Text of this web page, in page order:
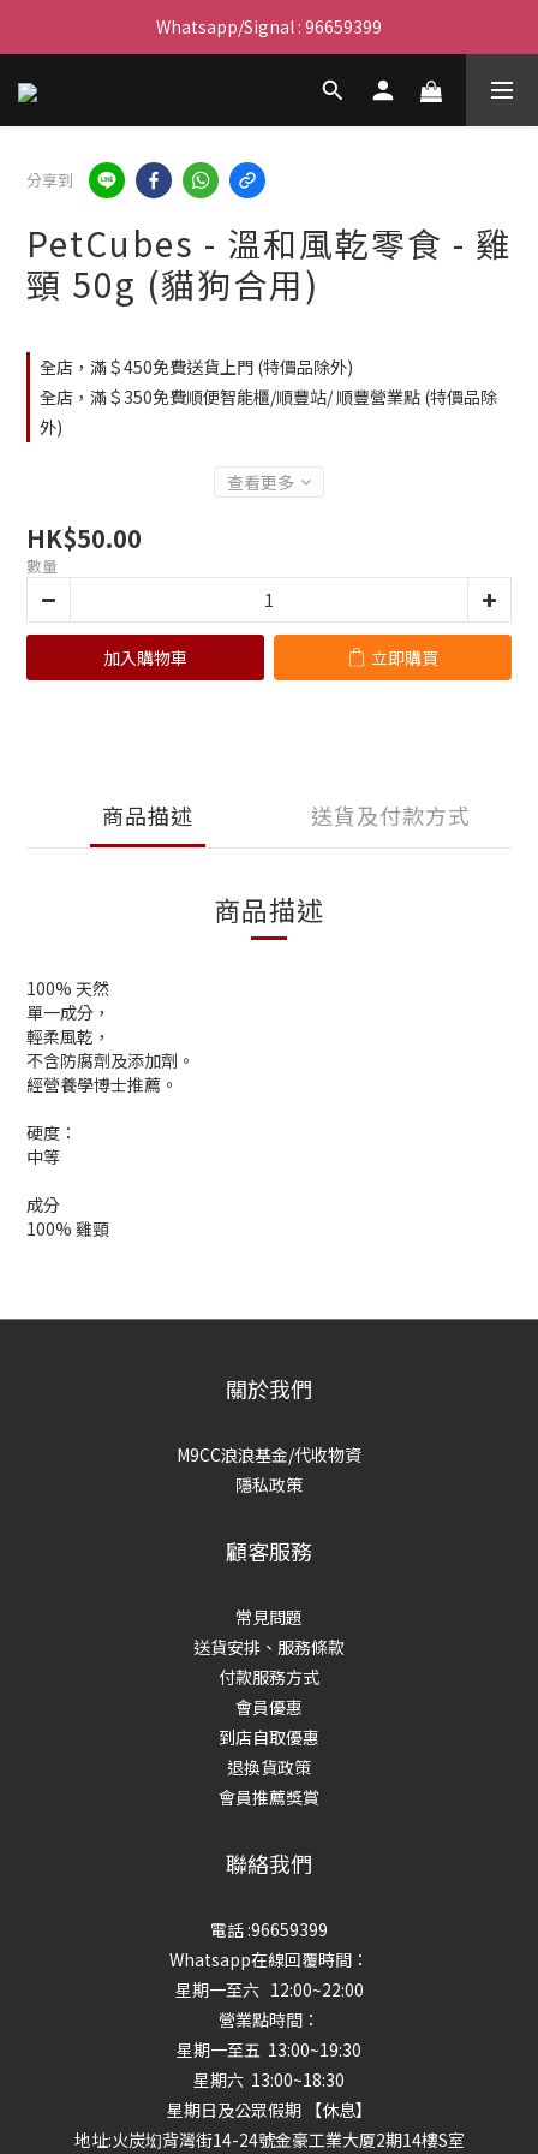
滿$450免費送貨上門 I 滿$350免運 順豐自取
Whatsapp/Signal : 96659399
會員優惠｜購物滿 $100 回贈$3購物金
分享到
PetCubes - 溫和風乾零食 - 雞
頸 50g (貓狗合用)
全店，滿＄450免費送貨上門 (特價品除外)
全店，滿＄350免費順便智能櫃/順豐站/ 順豐營業點 (特價品除
外)
查看更多
HK$50.00
數量
加入購物車 立即購買
商品描述 送貨及付款方式
商品描述
100% 天然
單一成分，
輕柔風乾，
不含防腐劑及添加劑。
經營養學博士推薦。
硬度：
中等
成分
100% 雞頸
關於我們
M9CC浪浪基金/代收物資
隱私政策
顧客服務
常見問題
送貨安排、服務條款
付款服務方式
會員優惠
到店自取優惠
退換貨政策
會員推薦獎賞
聯絡我們
電話 :96659399
Whatsapp在線回覆時間：
星期一至六 12:00~22:00
營業點時間：
星期一至五 13:00~19:30
星期六 13:00~18:30
星期日及公眾假期 【休息】
地址:火炭㘭背灣街14-24號金豪工業大厦2期14樓S室